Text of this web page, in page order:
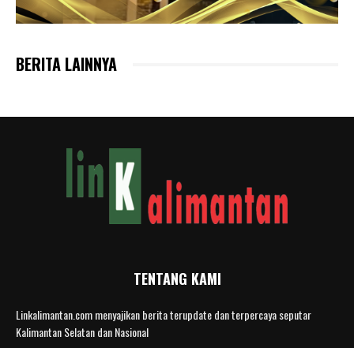
BERITA LAINNYA
TENTANG KAMI
Linkalimantan.com menyajikan berita terupdate dan terpercaya seputar
Kalimantan Selatan dan Nasional